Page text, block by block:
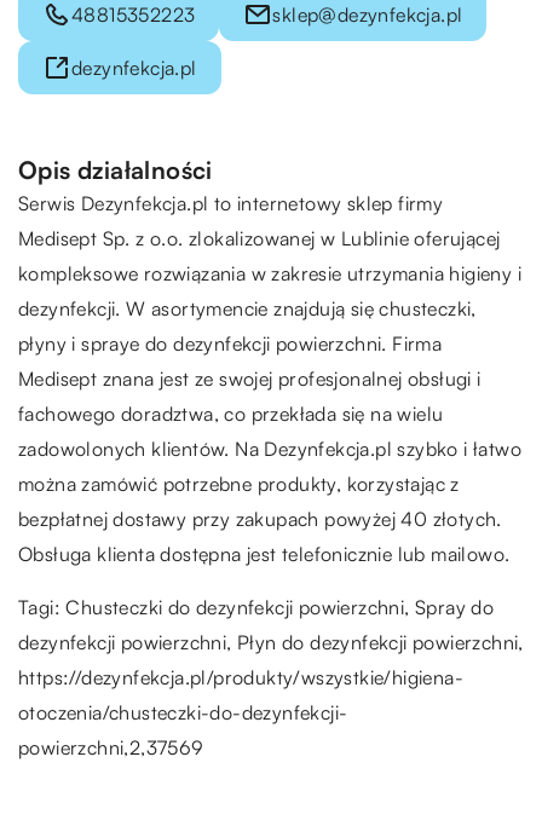
48815352223 sklep@dezynfekcja.pl
dezynfekcja.pl
Opis działalności
Serwis Dezynfekcja.pl to internetowy sklep firmy
Medisept Sp. z o.o. zlokalizowanej w Lublinie oferującej
kompleksowe rozwiązania w zakresie utrzymania higieny i
dezynfekcji. W asortymencie znajdują się chusteczki,
płyny i spraye do dezynfekcji powierzchni. Firma
Medisept znana jest ze swojej profesjonalnej obsługi i
fachowego doradztwa, co przekłada się na wielu
zadowolonych klientów. Na Dezynfekcja.pl szybko i łatwo
można zamówić potrzebne produkty, korzystając z
bezpłatnej dostawy przy zakupach powyżej 40 złotych.
Obsługa klienta dostępna jest telefonicznie lub mailowo.
Tagi: Chusteczki do dezynfekcji powierzchni, Spray do
dezynfekcji powierzchni, Płyn do dezynfekcji powierzchni,
https://dezynfekcja.pl/produkty/wszystkie/higiena-
otoczenia/chusteczki-do-dezynfekcji-
powierzchni,2,37569